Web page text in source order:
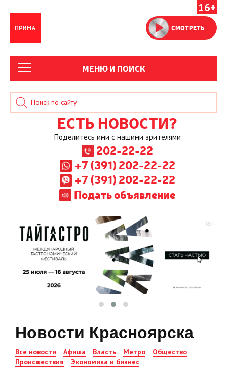
16+
СМОТРЕТЬ
МЕНЮ И ПОИСК
ЕСТЬ НОВОСТИ?
Поделитесь ими с нашими зрителями
202-22-22
+7 (391) 202-22-22
+7 (391) 202-22-22
Подать объявление
Новости Красноярска
Все новости Афиша Власть Метро
Общество
Происшествия
Экономика и бизнес